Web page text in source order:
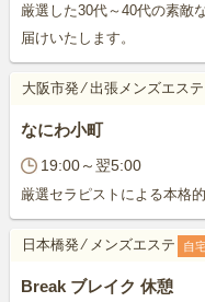
厳選した30代～40代の素敵
届けいたします。
大阪市発 ⁄出張メンズエステ
なにわ小町
19:00～翌5:00
厳選セラピストによる本格
日本橋発⁄ メンズエステ 自
Break ブレイク 休憩